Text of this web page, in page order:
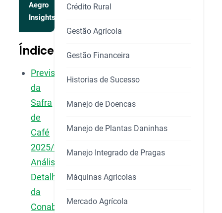
Aegro
Insights
Índice
Previsão
da
Safra
de
Café
2025/26:
Análise
Detalhada
da
Conab
Crédito Rural
Gestão Agrícola
Gestão Financeira
Historias de Sucesso
Manejo de Doencas
Manejo de Plantas Daninhas
Manejo Integrado de Pragas
Máquinas Agricolas
Mercado Agrícola